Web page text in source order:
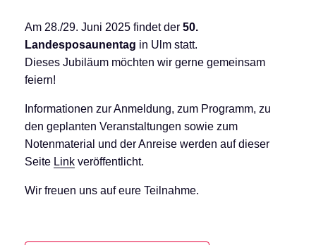
Am 28./29. Juni 2025 findet der 50.
Landesposaunentag in Ulm statt.
Dieses Jubiläum möchten wir gerne gemeinsam
feiern!
Informationen zur Anmeldung, zum Programm, zu
den geplanten Veranstaltungen sowie zum
Notenmaterial und der Anreise werden auf dieser
Seite Linkveröffentlicht.
Wir freuen uns auf eure Teilnahme.